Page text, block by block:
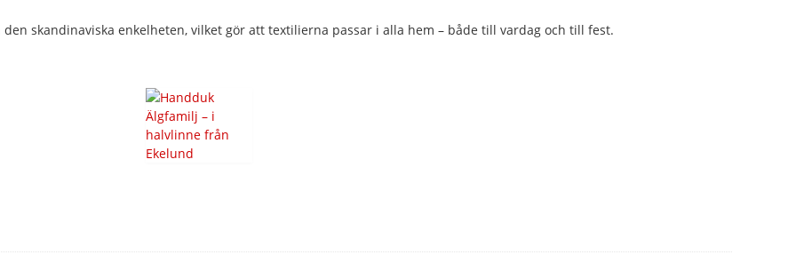
skandinaviska enkelheten, vilket gör att textilierna passar i alla hem – både till vardag och till fest.